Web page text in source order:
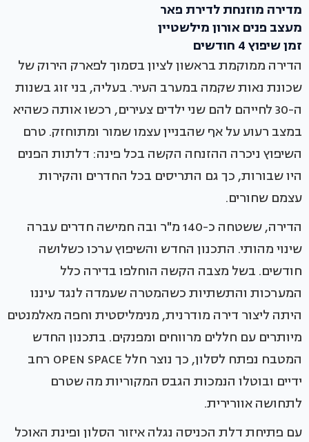
מדירה מוזנחת לדירת פאר
מעצב פנים אורון מילשטיין
זמן שיפוץ 4 חודשים
הדירה ממוקמת בראשון לציון בסמוך לפארק הירוק של
שכונת נאות שקמה במערב העיר. בעליה, בני זוג בשנות
ה-30 לחייהם להם שני ילדים צעירים, רכשו אותה כשהיא
במצב רעוע על אף שהבניין עצמו שמור ומתוחזק. טרם
השיפוץ ניכרה ההזנחה הקשה בכל פינה: דלתות הפנים
היו שבורות, כך גם התריסים בכל החדרים והקירות
עצמם שחורים.
הדירה, ששטחה כ-140 מ"ר ובה חמישה חדרים עברה
שינוי מהותי. התכנון החדש והשיפוץ ערכו כשלושה
חודשים. בשל מצבה הקשה הוחלפו בדירה כלל
המערכות והתשתיות כשהמטרה שעמדה לנגד עיננו
היתה ליצור דירה מודרנית, מנימליסטית וחפה מאלמנטים
מיותרים עם חללים מרווחים ומפנקים. בתכנון החדש
המטבח נפתח לסלון, כך נוצר חלל OPEN SPACE רחב
ידיים ובוטלו הנמכות הגבס המקוריות מה שטרם
לתחושה אוורירית.
עם פתיחת דלת הכניסה נגלה איזור הסלון ופינת האוכל